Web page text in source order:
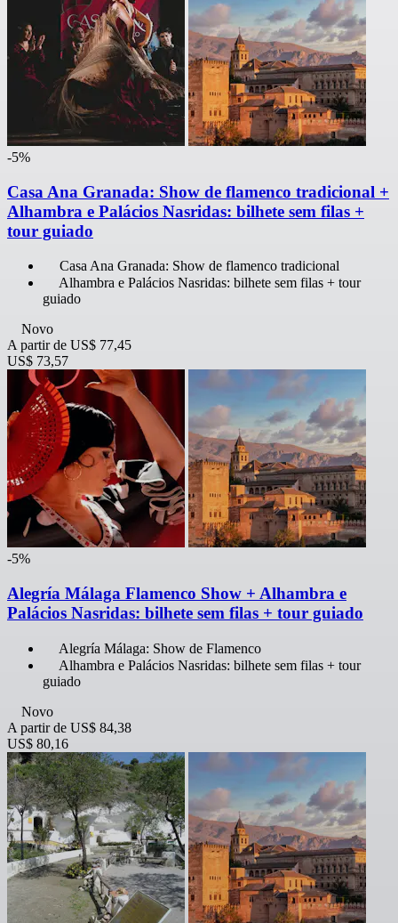
-5%
Casa Ana Granada: Show de flamenco tradicional +
Alhambra e Palácios Nasridas: bilhete sem filas +
tour guiado
Casa Ana Granada: Show de flamenco tradicional
Alhambra e Palácios Nasridas: bilhete sem filas + tour
guiado
Novo
A partir de US$ 77,45
US$ 73,57
-5%
Alegría Málaga Flamenco Show + Alhambra e
Palácios Nasridas: bilhete sem filas + tour guiado
Alegría Málaga: Show de Flamenco
Alhambra e Palácios Nasridas: bilhete sem filas + tour
guiado
Novo
A partir de US$ 84,38
US$ 80,16